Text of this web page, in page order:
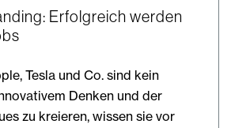
Erfolgreich werden
Tesla und Co. sind kein
Denken und der
zu kreieren, wissen sie vor